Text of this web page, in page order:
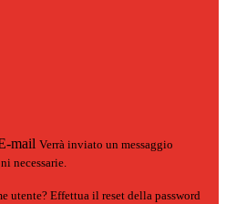
mail Verrà inviato un messaggio
necessarie.
utente? Effettua il reset della password